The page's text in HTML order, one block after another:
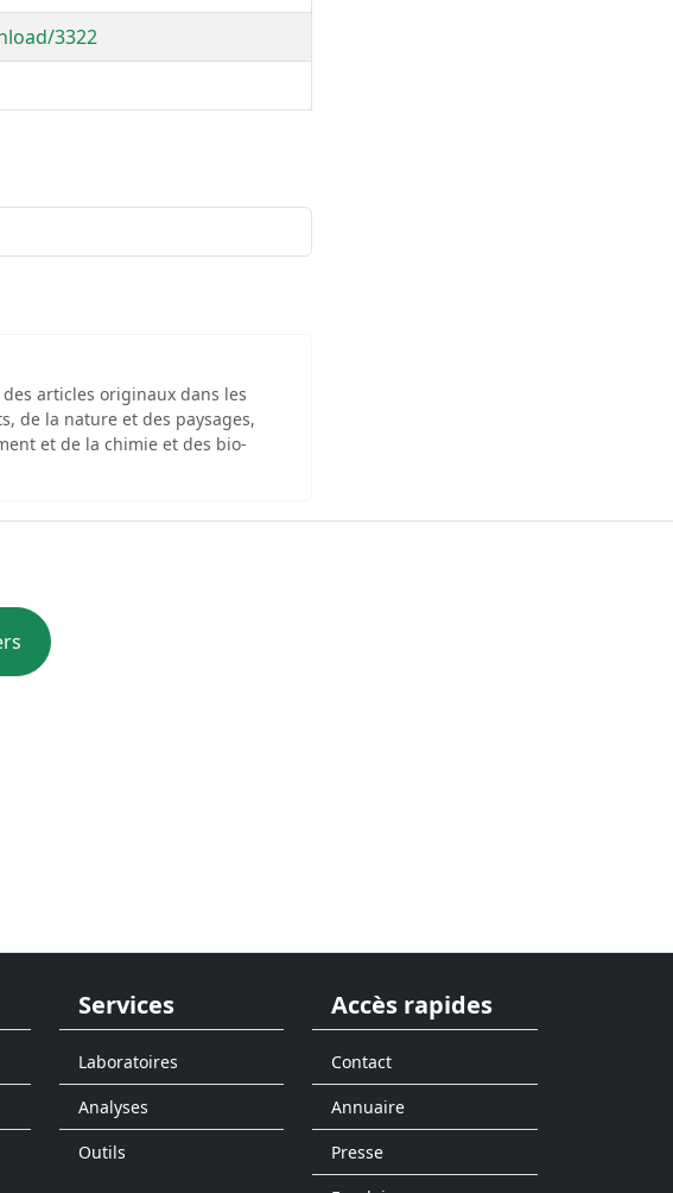
3322
articles originaux dans les
de la nature et des paysages,
et de la chimie et des bio-
Services
Laboratoires
Analyses
Outils
Accès rapides
Contact
Annuaire
Presse